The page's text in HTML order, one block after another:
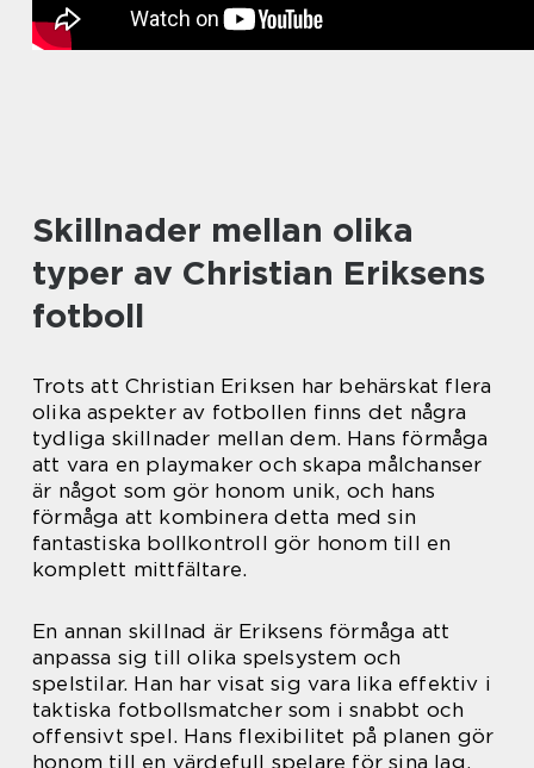
Skillnader mellan olika
typer av Christian Eriksens
fotboll
Trots att Christian Eriksen har behärskat flera
olika aspekter av fotbollen finns det några
tydliga skillnader mellan dem. Hans förmåga
att vara en playmaker och skapa målchanser
är något som gör honom unik, och hans
förmåga att kombinera detta med sin
fantastiska bollkontroll gör honom till en
komplett mittfältare.
En annan skillnad är Eriksens förmåga att
anpassa sig till olika spelsystem och
spelstilar. Han har visat sig vara lika effektiv i
taktiska fotbollsmatcher som i snabbt och
offensivt spel. Hans flexibilitet på planen gör
honom till en värdefull spelare för sina lag.